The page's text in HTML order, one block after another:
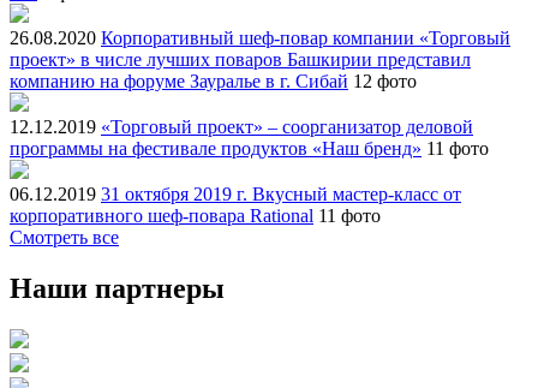
26.08.2020 Корпоративный шеф-повар компании «Торговый
проект» в числе лучших поваров Башкирии представил
компанию на форуме Зауралье в г. Сибай 12 фото
12.12.2019 «Торговый проект» – соорганизатор деловой
программы на фестивале продуктов «Наш бренд» 11 фото
06.12.2019 31 октября 2019 г. Вкусный мастер-класс от
корпоративного шеф-повара Rational 11 фото
Смотреть все
Наши партнеры